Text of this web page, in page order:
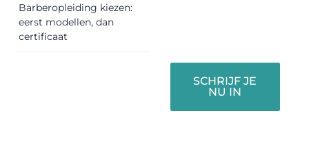
Barberopleiding kiezen:
eerst modellen, dan
certificaat
SCHRIJF JE
NU IN